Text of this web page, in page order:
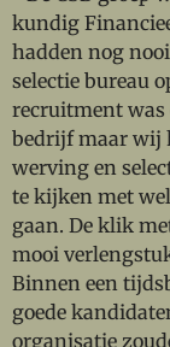
kundig
hadden nog
selectie bureau
recruitment was
bedrijf maar wij
werving en
te kijken met
gaan. De klik
mooi
Binnen een
goede
organisatie